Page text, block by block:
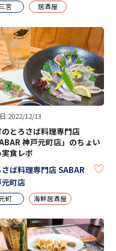
三宮 居酒屋
:2022/12/13
とろさば料理専門店
神戸元町店」のちょい
食レポ
さば料理専門店 SABAR
町店
町 海鮮居酒屋